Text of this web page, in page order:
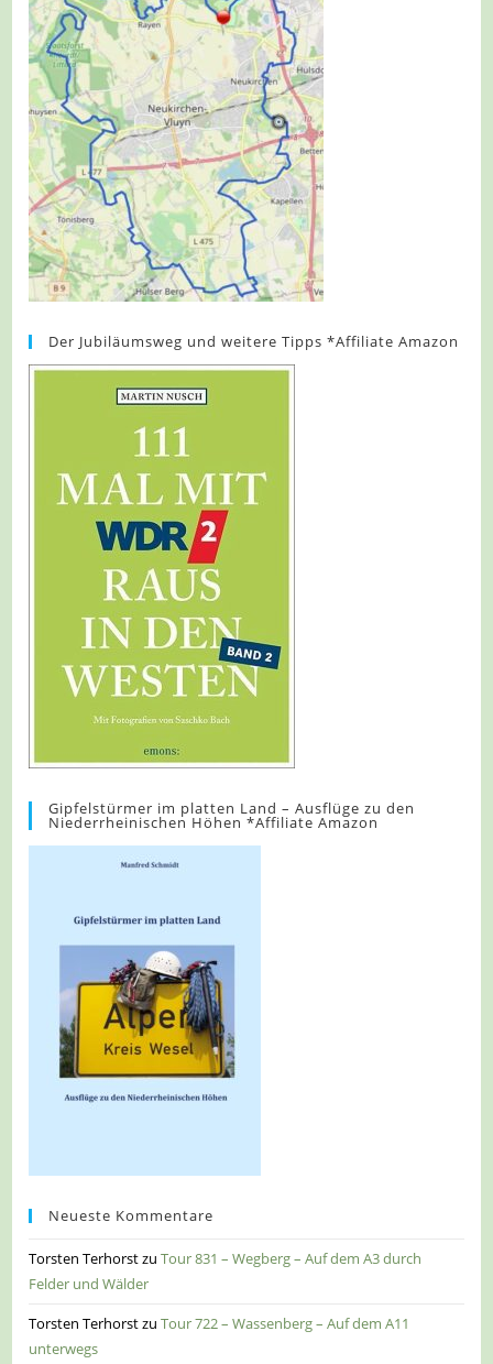
Der Jubiläumsweg und weitere Tipps *Affiliate Amazon
Gipfelstürmer im platten Land – Ausflüge zu den
Niederrheinischen Höhen *Affiliate Amazon
Neueste Kommentare
Torsten TerhorstzuTour 831 – Wegberg – Auf dem A3 durch
Felder und Wälder
Torsten TerhorstzuTour 722 – Wassenberg – Auf dem A11
unterwegs